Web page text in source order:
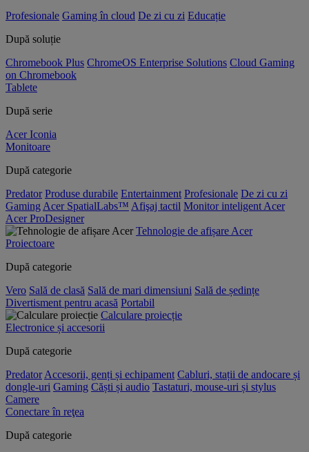
Profesionale Gaming în cloud De zi cu zi Educație
După soluție
Chromebook Plus ChromeOS Enterprise Solutions Cloud Gaming
on Chromebook
Tablete
După serie
Acer Iconia
Monitoare
După categorie
Predator Produse durabile Entertainment Profesionale De zi cu zi
Gaming Acer SpatialLabs™ Afişaj tactil Monitor inteligent Acer
Acer ProDesigner
Tehnologie de afișare Acer
Proiectoare
După categorie
Vero Sală de clasă Sală de mari dimensiuni Sală de ședințe
Divertisment pentru acasă Portabil
Calculare proiecție
Electronice și accesorii
După categorie
Predator Accesorii, genți și echipament Cabluri, stații de andocare și
dongle-uri Gaming Căști și audio Tastaturi, mouse-uri și stylus
Camere
Conectare în reţea
După categorie